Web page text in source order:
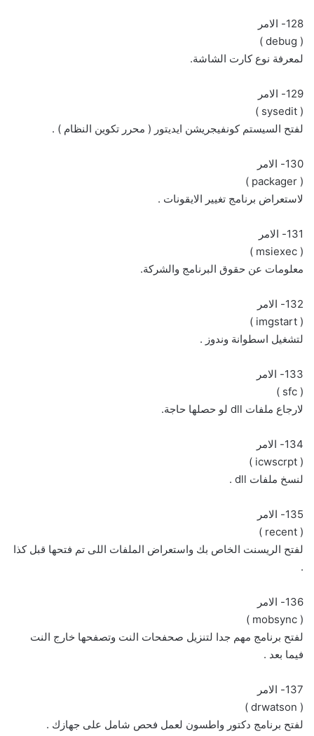
128- الامر
( debug )
لمعرفة نوع كارت الشاشة.
129- الامر
( sysedit )
لفتح السيستم كونفيجريشن ايديتور ( محرر تكوين النظام ) .
130- الامر
( packager )
لاستعراض برنامج تغيير الايقونات .
131- الامر
( msiexec )
معلومات عن حقوق البرنامج والشركة.
132- الامر
( imgstart )
لتشغيل اسطوانة وندوز .
133- الامر
( sfc )
لارجاع ملفات dll لو حصلها حاجة.
134- الامر
( icwscrpt )
لنسخ ملفات dll .
135- الامر
( recent )
لفتح الريسنت الخاص بك واستعراض الملفات اللى تم فتحها قبل كذا
.
136- الامر
( mobsync )
لفتح برنامج مهم جدا لتنزيل صحفحات النت وتصفحها خارج النت
فيما بعد .
137- الامر
( drwatson )
لفتح برنامج دكتور واطسون لعمل فحص شامل على جهازك .